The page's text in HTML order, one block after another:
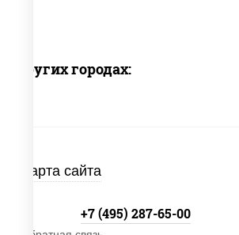
в других городах:
Карта сайта
+7 (495) 287-65-00